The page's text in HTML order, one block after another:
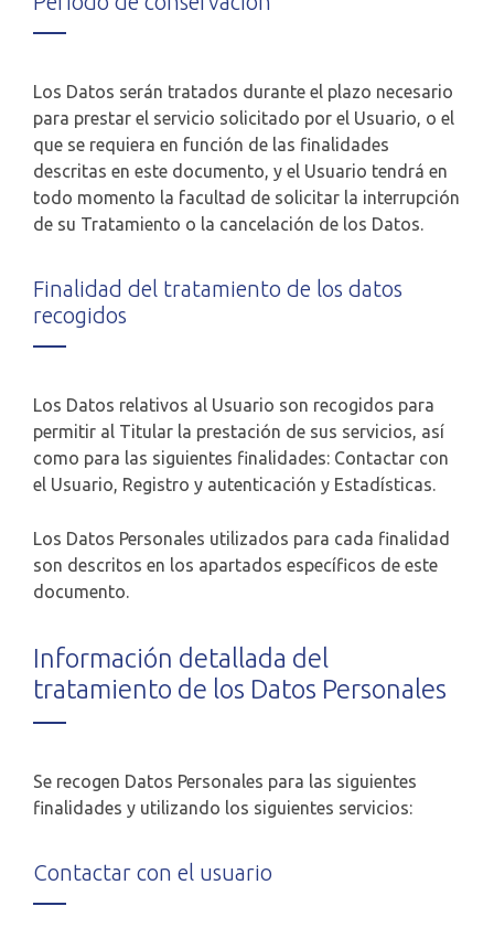
Los Datos serán tratados durante el plazo necesario
para prestar el servicio solicitado por el Usuario, o el
que se requiera en función de las finalidades
descritas en este documento, y el Usuario tendrá en
todo momento la facultad de solicitar la interrupción
de su Tratamiento o la cancelación de los Datos.
Finalidad del tratamiento de los datos
recogidos
Los Datos relativos al Usuario son recogidos para
permitir al Titular la prestación de sus servicios, así
como para las siguientes finalidades: Contactar con
el Usuario, Registro y autenticación y Estadísticas.
Los Datos Personales utilizados para cada finalidad
son descritos en los apartados específicos de este
documento.
Información detallada del
tratamiento de los Datos Personales
Se recogen Datos Personales para las siguientes
finalidades y utilizando los siguientes servicios:
Contactar con el usuario